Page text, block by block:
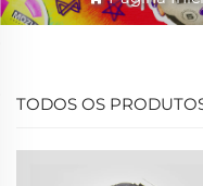
TODOS OS